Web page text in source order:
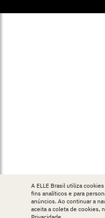
A ELLE Brasil utiliza
fins analíticos e para
anúncios. Ao continuar a
aceita a coleta de cookies,